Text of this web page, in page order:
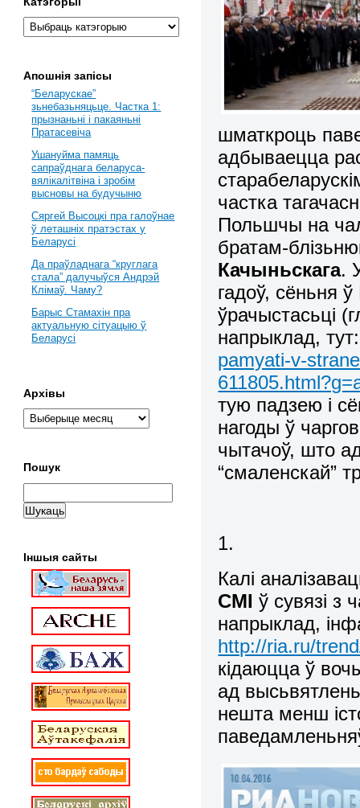
шматкроць
адбываецца
частка
Польшчы на
братам-
Качыньскага.
гадоў, сёньня
ўрачыстасьці
напрыклад,
pamyati-v-
тую падзею і
нагоды ў
чытачоў, што
“смаленскай”
1.
Калі
СМІ ў сувязі з
напрыклад,
http://ria.ru/
кідаюцца ў
ад
нешта менш
Апошнія запісы
“Беларускае”
зьнебазьняцьце. Частка 1:
прызнаньні і пакаяньні
Пратасевіча
Ушануйма памяць
сапраўднага беларуса-
вялікалітвіна і зробім
высновы на будучыню
Сяргей Высоцкі пра галоўнае
ў леташніх пратэстах у
Беларусі
Да праўладнага “круглага
стала” далучыўся Андрэй
Клімаў. Чаму?
Барыс Стамахін пра
актуальную сітуацыю ў
Беларусі
Архівы
Пошук
Іншыя сайты